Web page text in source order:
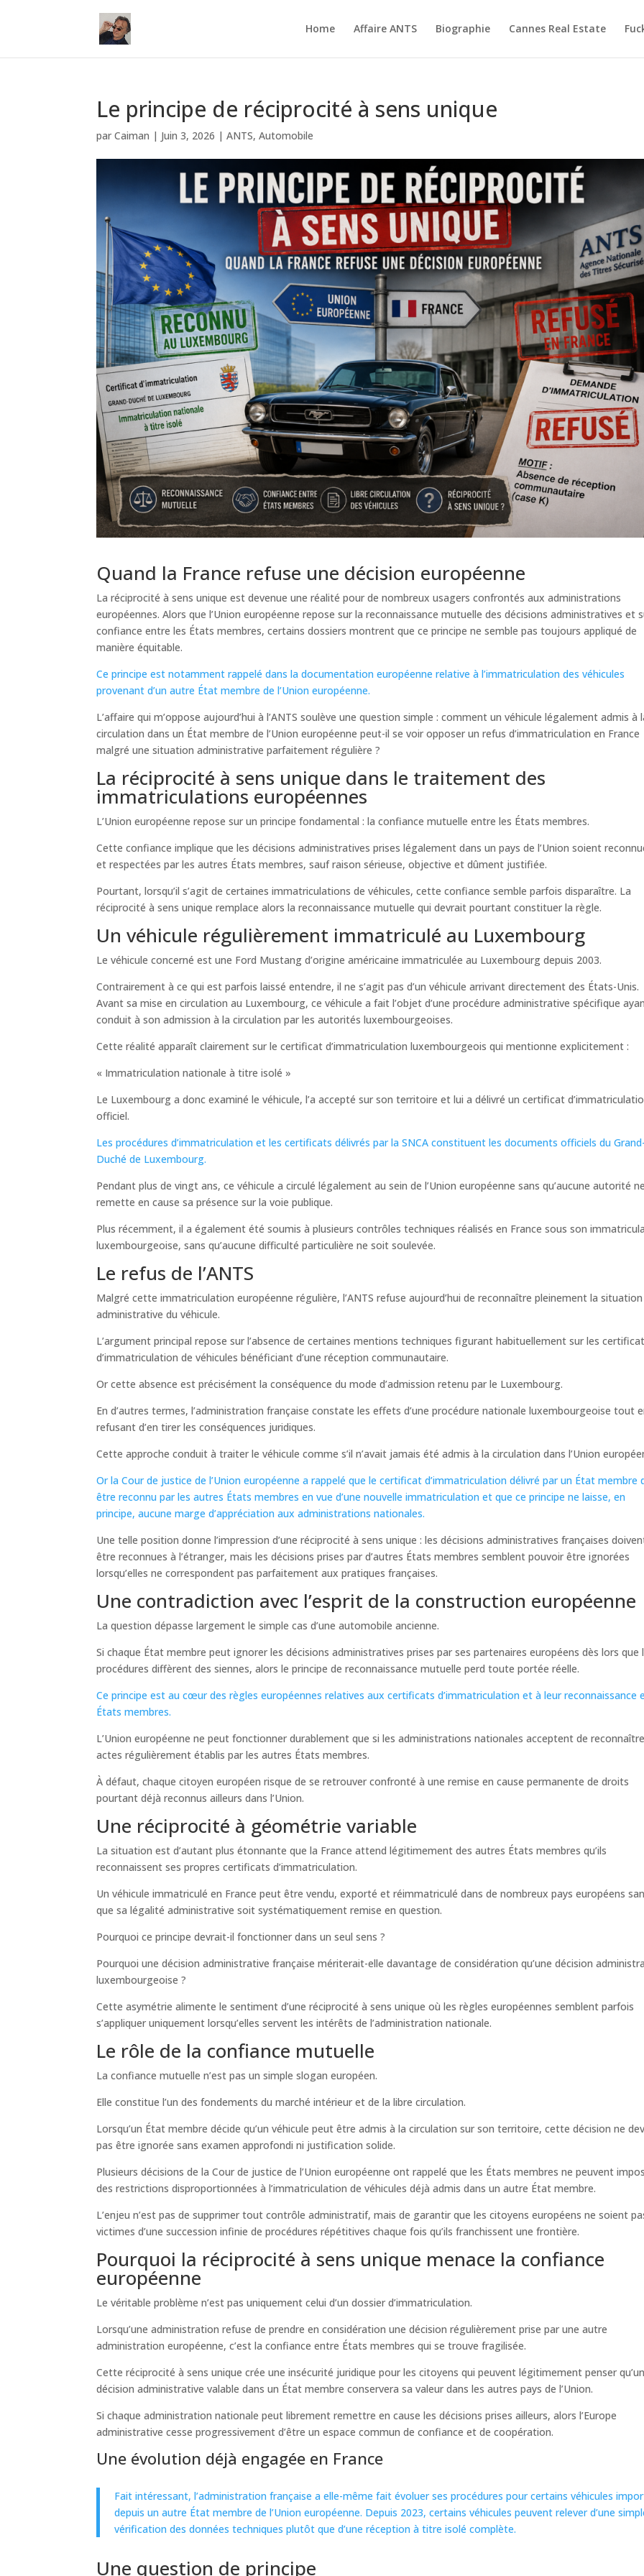
Home Affaire ANTS Biographie Cannes Real Estate
Le principe de réciprocité à sens unique
parCaiman | Juin 3, 2026 |ANTS,Automobile
Quand la France refuse une décision européenne
La réciprocité à sens unique est devenue une réalité pour de nombreux usagers confrontés aux administrations
européennes. Alors que l’Union européenne repose sur la reconnaissance mutuelle des décisions administratives et
confiance entre les États membres, certains dossiers montrent que ce principe ne semble pas toujours appliqué de
manière équitable.
Ce principe est notamment rappelé dans la documentation européenne relative à l’immatriculation des véhicules
provenant d’un autre État membre de l’Union européenne.
L’affaire qui m’oppose aujourd’hui à l’ANTS soulève une question simple : comment un véhicule légalement admis à
circulation dans un État membre de l’Union européenne peut-il se voir opposer un refus d’immatriculation en France
malgré une situation administrative parfaitement régulière ?
La réciprocité à sens unique dans le traitement des
immatriculations européennes
L’Union européenne repose sur un principe fondamental : la confiance mutuelle entre les États membres.
Cette confiance implique que les décisions administratives prises légalement dans un pays de l’Union soient
et respectées par les autres États membres, sauf raison sérieuse, objective et dûment justifiée.
Pourtant, lorsqu’il s’agit de certaines immatriculations de véhicules, cette confiance semble parfois disparaître. La
réciprocité à sens unique remplace alors la reconnaissance mutuelle qui devrait pourtant constituer la règle.
Un véhicule régulièrement immatriculé au Luxembourg
Le véhicule concerné est une Ford Mustang d’origine américaine immatriculée au Luxembourg depuis 2003.
Contrairement à ce qui est parfois laissé entendre, il ne s’agit pas d’un véhicule arrivant directement des États-Unis.
Avant sa mise en circulation au Luxembourg, ce véhicule a fait l’objet d’une procédure administrative spécifique
conduit à son admission à la circulation par les autorités luxembourgeoises.
Cette réalité apparaît clairement sur le certificat d’immatriculation luxembourgeois qui mentionne explicitement :
« Immatriculation nationale à titre isolé »
Le Luxembourg a donc examiné le véhicule, l’a accepté sur son territoire et lui a délivré un certificat
officiel.
Les procédures d’immatriculation et les certificats délivrés par la SNCA constituent les documents officiels du Grand-
Duché de Luxembourg.
Pendant plus de vingt ans, ce véhicule a circulé légalement au sein de l’Union européenne sans qu’aucune autorité ne
remette en cause sa présence sur la voie publique.
Plus récemment, il a également été soumis à plusieurs contrôles techniques réalisés en France sous son
luxembourgeoise, sans qu’aucune difficulté particulière ne soit soulevée.
Le refus de l’ANTS
Malgré cette immatriculation européenne régulière, l’ANTS refuse aujourd’hui de reconnaître pleinement la situation
administrative du véhicule.
L’argument principal repose sur l’absence de certaines mentions techniques figurant habituellement sur les
d’immatriculation de véhicules bénéficiant d’une réception communautaire.
Or cette absence est précisément la conséquence du mode d’admission retenu par le Luxembourg.
En d’autres termes, l’administration française constate les effets d’une procédure nationale luxembourgeoise tout
refusant d’en tirer les conséquences juridiques.
Cette approche conduit à traiter le véhicule comme s’il n’avait jamais été admis à la circulation dans l’Union
Or la Cour de justice de l’Union européenne a rappelé que le certificat d’immatriculation délivré par un État membre
être reconnu par les autres États membres en vue d’une nouvelle immatriculation et que ce principe ne laisse, en
principe, aucune marge d’appréciation aux administrations nationales.
Une telle position donne l’impression d’une réciprocité à sens unique : les décisions administratives françaises
être reconnues à l’étranger, mais les décisions prises par d’autres États membres semblent pouvoir être ignorées
lorsqu’elles ne correspondent pas parfaitement aux pratiques françaises.
Une contradiction avec l’esprit de la construction européenne
La question dépasse largement le simple cas d’une automobile ancienne.
Si chaque État membre peut ignorer les décisions administratives prises par ses partenaires européens dès lors que
procédures diffèrent des siennes, alors le principe de reconnaissance mutuelle perd toute portée réelle.
Ce principe est au cœur des règles européennes relatives aux certificats d’immatriculation et à leur reconnaissance
États membres.
L’Union européenne ne peut fonctionner durablement que si les administrations nationales acceptent de
actes régulièrement établis par les autres États membres.
À défaut, chaque citoyen européen risque de se retrouver confronté à une remise en cause permanente de droits
pourtant déjà reconnus ailleurs dans l’Union.
Une réciprocité à géométrie variable
La situation est d’autant plus étonnante que la France attend légitimement des autres États membres qu’ils
reconnaissent ses propres certificats d’immatriculation.
Un véhicule immatriculé en France peut être vendu, exporté et réimmatriculé dans de nombreux pays européens
que sa légalité administrative soit systématiquement remise en question.
Pourquoi ce principe devrait-il fonctionner dans un seul sens ?
Pourquoi une décision administrative française mériterait-elle davantage de considération qu’une décision
luxembourgeoise ?
Cette asymétrie alimente le sentiment d’une réciprocité à sens unique où les règles européennes semblent parfois
s’appliquer uniquement lorsqu’elles servent les intérêts de l’administration nationale.
Le rôle de la confiance mutuelle
La confiance mutuelle n’est pas un simple slogan européen.
Elle constitue l’un des fondements du marché intérieur et de la libre circulation.
Lorsqu’un État membre décide qu’un véhicule peut être admis à la circulation sur son territoire, cette décision ne
pas être ignorée sans examen approfondi ni justification solide.
Plusieurs décisions de la Cour de justice de l’Union européenne ont rappelé que les États membres ne peuvent
des restrictions disproportionnées à l’immatriculation de véhicules déjà admis dans un autre État membre.
L’enjeu n’est pas de supprimer tout contrôle administratif, mais de garantir que les citoyens européens ne soient
victimes d’une succession infinie de procédures répétitives chaque fois qu’ils franchissent une frontière.
Pourquoi la réciprocité à sens unique menace la confiance
européenne
Le véritable problème n’est pas uniquement celui d’un dossier d’immatriculation.
Lorsqu’une administration refuse de prendre en considération une décision régulièrement prise par une autre
administration européenne, c’est la confiance entre États membres qui se trouve fragilisée.
Cette réciprocité à sens unique crée une insécurité juridique pour les citoyens qui peuvent légitimement penser
décision administrative valable dans un État membre conservera sa valeur dans les autres pays de l’Union.
Si chaque administration nationale peut librement remettre en cause les décisions prises ailleurs, alors l’Europe
administrative cesse progressivement d’être un espace commun de confiance et de coopération.
Une évolution déjà engagée en France
Fait intéressant, l’administration française a elle-même fait évoluer ses procédures pour certains véhicules
depuis un autre État membre de l’Union européenne. Depuis 2023, certains véhicules peuvent relever d’une
vérification des données techniques plutôt que d’une réception à titre isolé complète.
Une question de principe